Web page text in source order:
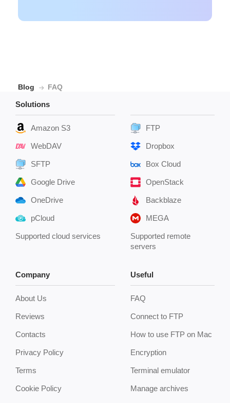
Blog FAQ
Solutions
Amazon S3
WebDAV
SFTP
Google Drive
OneDrive
pCloud
Supported cloud services
FTP
Dropbox
Box Cloud
OpenStack
Backblaze
MEGA
Supported remote
servers
Company
About Us
Reviews
Contacts
Privacy Policy
Terms
Cookie Policy
Useful
FAQ
Connect to FTP
How to use FTP on Mac
Encryption
Terminal emulator
Manage archives